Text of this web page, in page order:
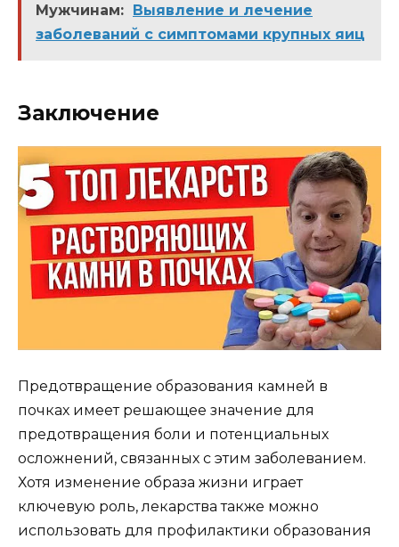
Мужчинам: Выявление и лечение
заболеваний с симптомами крупных яиц
Заключение
Предотвращение образования камней в
почках имеет решающее значение для
предотвращения боли и потенциальных
осложнений, связанных с этим заболеванием.
Хотя изменение образа жизни играет
ключевую роль, лекарства также можно
использовать для профилактики образования